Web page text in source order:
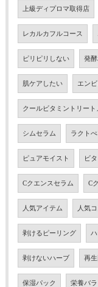
上級ディプロマ取得店
レカルカフルコース
ピリピリしない 発酵
肌ケアしたい エン
クールビタミントリート
シムセラム ラクト
ピュアモイスト ビ
Cクエンスセラム C
人気アイテム 人気
剥けるピーリング
剥けないハーブ 再
保湿パック 栄養バラ